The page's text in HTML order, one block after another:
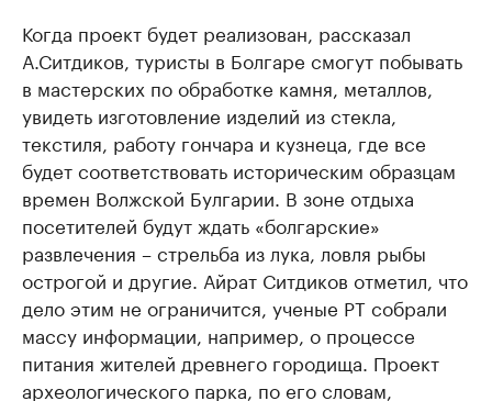
Когда проект будет реализован, рассказал
А.Ситдиков, туристы в Болгаре смогут побывать
в мастерских по обработке камня, металлов,
увидеть изготовление изделий из стекла,
текстиля, работу гончара и кузнеца, где все
будет соответствовать историческим образцам
времен Волжской Булгарии. В зоне отдыха
посетителей будут ждать «болгарские»
развлечения – стрельба из лука, ловля рыбы
острогой и другие. Айрат Ситдиков отметил, что
дело этим не ограничится, ученые РТ собрали
массу информации, например, о процессе
питания жителей древнего городища. Проект
археологического парка, по его словам,